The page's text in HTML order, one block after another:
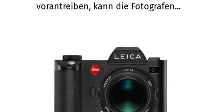
vorantreiben, kann die Fotografen...